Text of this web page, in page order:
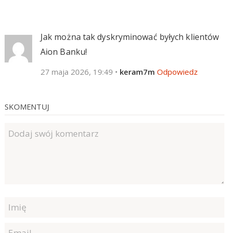
Jak można tak dyskryminować byłych klientów
Aion Banku!
27 maja 2026, 19:49 • keram7m Odpowiedz
SKOMENTUJ